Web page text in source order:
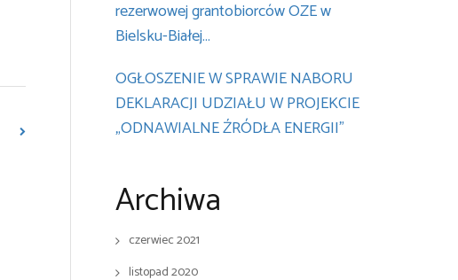
rezerwowej grantobiorców OZE w
Bielsku-Białej…
OGŁOSZENIE W SPRAWIE NABORU
DEKLARACJI UDZIAŁU W PROJEKCIE
„ODNAWIALNE ŹRÓDŁA ENERGII”
Archiwa
czerwiec 2021
listopad 2020